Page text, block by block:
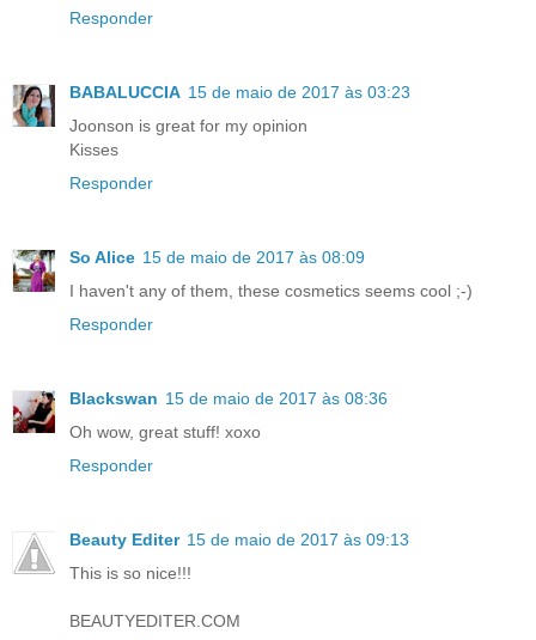
Responder
BABALUCCIA 15 de maio de 2017 às 03:23
Joonson is great for my opinion
Kisses
Responder
So Alice 15 de maio de 2017 às 08:09
I haven't any of them, these cosmetics seems cool ;-)
Responder
Blackswan 15 de maio de 2017 às 08:36
Oh wow, great stuff! xoxo
Responder
Beauty Editer 15 de maio de 2017 às 09:13
This is so nice!!!
BEAUTYEDITER.COM